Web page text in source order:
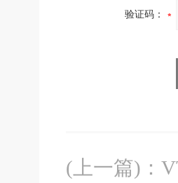
验证码：
(上一篇) ：